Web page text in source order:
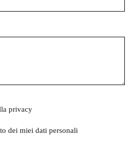
privacy
dei miei dati personali